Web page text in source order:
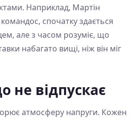
Наприклад, Мартін
спочатку здається
але з часом розуміє, що
набагато вищі, ніж він міг
не відпускає
атмосферу напруги. Кожен